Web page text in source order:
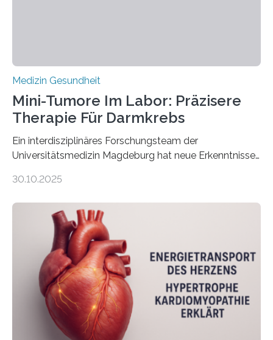
Medizin Gesundheit
Mini-Tumore Im Labor: Präzisere
Therapie Für Darmkrebs
Ein interdisziplinäres Forschungsteam der
Universitätsmedizin Magdeburg hat neue Erkenntnisse
behandelt werden kann. In ihrer aktuellen Studie,
Oncology, zeigen die Forschenden, dass Mini-Tumore
aus Gewebe von Patientinnen und Patienten –
sogenannte Organoide – genutzt werden können, um
vorab zu prüfen, welche Medikamente am besten
wirken. Dabei wurde ein Eiweiß identifiziert, das künftig
als Biomarker für die Wahl der passenden Therapie
dienen könnte. Darmkrebs zählt weltweit zu den
häufigsten Krebsarten und stellt…
30.10.2025